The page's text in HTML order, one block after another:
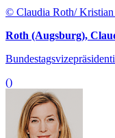
© Claudia Roth/
Roth (Augsburg),
()